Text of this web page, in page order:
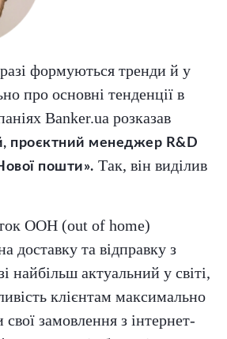
формуються тренди й у
про основні тенденції в
Banker.ua розказав
проєктний менеджер R&D
пошти». Так, він виділив
OOH (out of home)
доставку та відправку з
найбільш актуальний у світі,
клієнтам максимально
замовлення з інтернет-